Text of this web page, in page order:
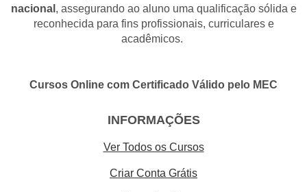
nacional , assegurando ao aluno uma qualificação sólida e
reconhecida para fins profissionais, curriculares e
acadêmicos.
Cursos Online com Certificado Válido pelo MEC
INFORMAÇÕES
Ver Todos os Cursos
Criar Conta Grátis